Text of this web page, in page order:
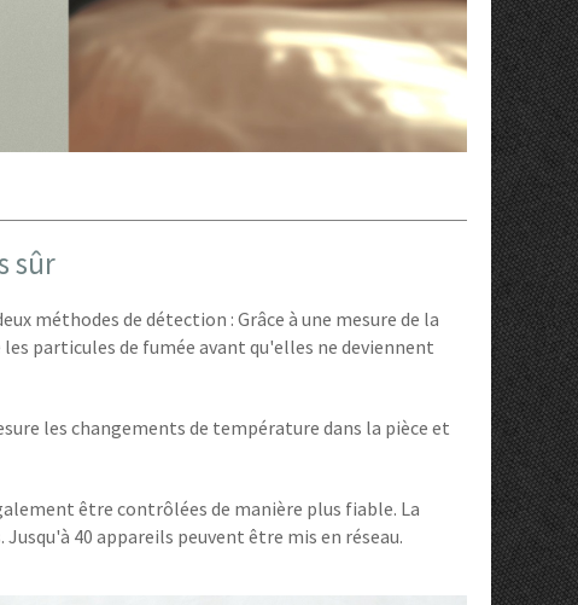
sûr
méthodes de détection : Grâce à une mesure de la
particules de fumée avant qu'elles ne deviennent
les changements de température dans la pièce et
être contrôlées de manière plus fiable. La
40 appareils peuvent être mis en réseau.